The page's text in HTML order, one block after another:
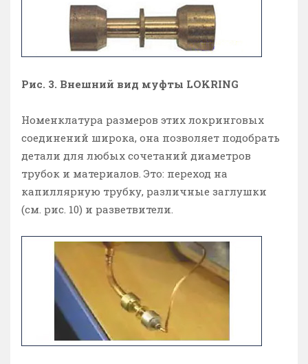
Рис. 3. Внешний вид муфты LOKRING
Номенклатура размеров этих локринговых
соединений широка, она позволяет подобрать
детали для любых сочетаний диаметров
трубок и материалов. Это: переход на
капиллярную трубку, различные заглушки
(см. рис. 10) и разветвители.